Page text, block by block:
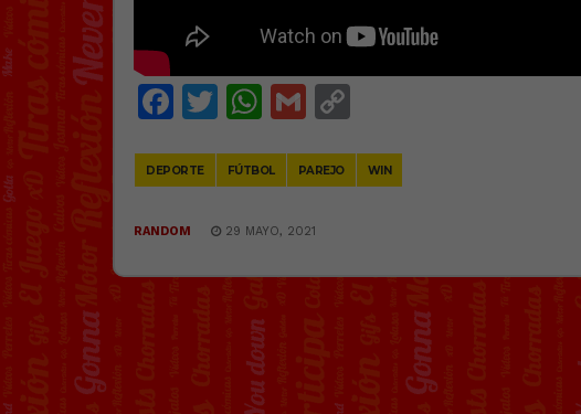
Facebook
Twitter
WhatsApp
Gmail
DEPORTE FÚTBOL PAREJO WIN
RANDOM 29 MAYO, 2021